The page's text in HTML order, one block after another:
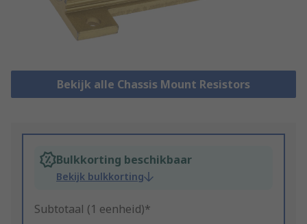
Bekijk alle Chassis Mount Resistors
Bulkkorting beschikbaar
Bekijk bulkkorting
Subtotaal (1 eenheid)*